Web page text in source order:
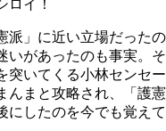
ロイ！
派」に近い立場だったの
いがあったのも事実。そ
突いてくる小林センセー
んまと攻略され、「護憲
にしたのを今でも覚えて